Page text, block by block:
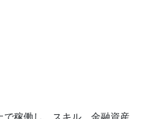
稼働し、スキル、金融資産、